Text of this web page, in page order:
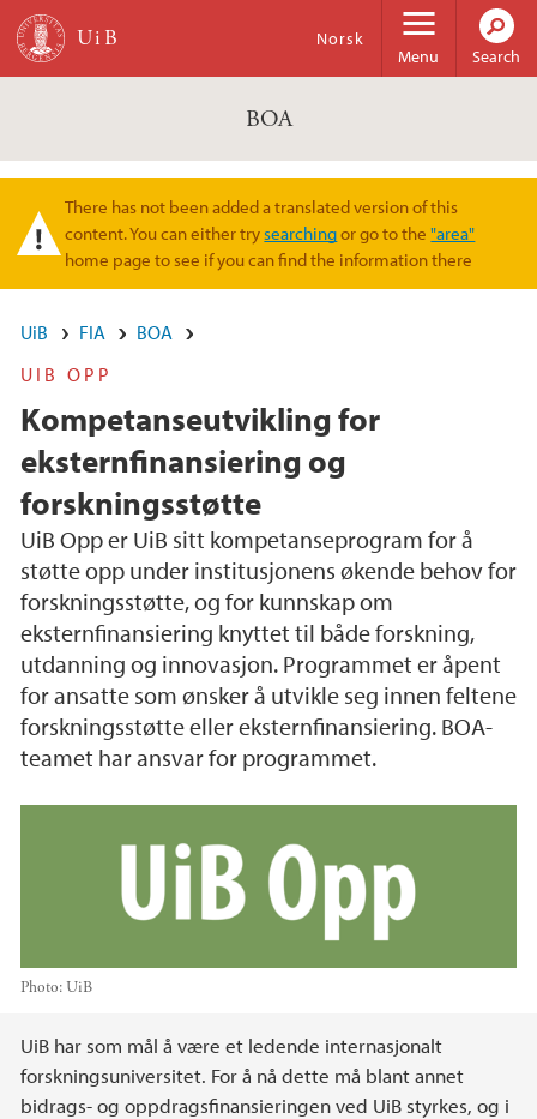
Skip to main content
Menu
Norsk
Search
BOA
Warning message
There has not been added a translated version of this
content. You can either trysearchingor go to the"area"
home page to see if you can find the information there
UiB FIA
BOA
UIB OPP
Kompetanseutvikling for
eksternfinansiering og
forskningsstøtte
UiB Opp er UiB sitt kompetanseprogram for å
støtte opp under institusjonens økende behov for
forskningsstøtte, og for kunnskap om
eksternfinansiering knyttet til både forskning,
utdanning og innovasjon. Programmet er åpent
for ansatte som ønsker å utvikle seg innen feltene
forskningsstøtte eller eksternfinansiering. BOA-
teamet har ansvar for programmet.
Photo:UiB
Main content
UiB har som mål å være et ledende internasjonalt
forskningsuniversitet. For å nå dette må blant annet
bidrags- og oppdragsfinansieringen ved UiB styrkes, og i